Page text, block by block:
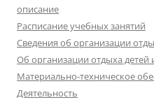
описание
Расписание учебных занятий
Сведения об организации
Об организации отдыха детей
Материально-техническое
Деятельность